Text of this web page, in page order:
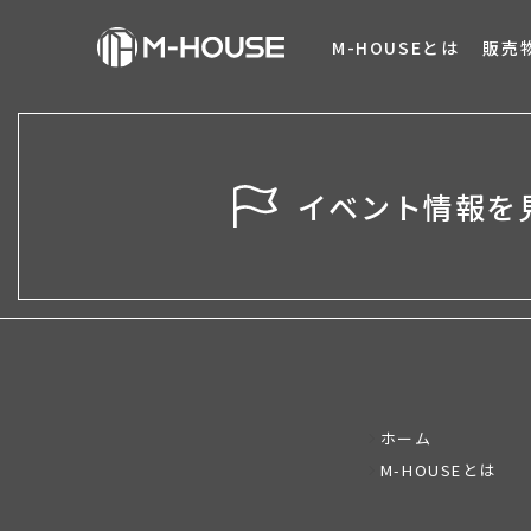
M-HOUSEとは 販売
イベント情報を
ホーム
M-HOUSEとは